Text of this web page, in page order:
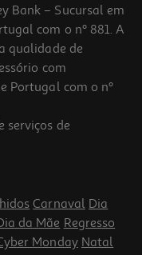
Pro
Bank – Sucursal em
com o nº 881. A
qualidade de
com
Portugal com o nº
serviços de
Carnaval Dia
da Mãe Regresso
Monday Natal